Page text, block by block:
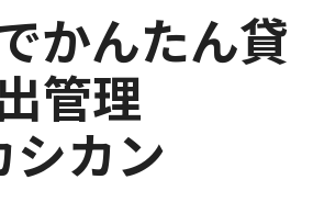
かんたん貸
管理
シカン